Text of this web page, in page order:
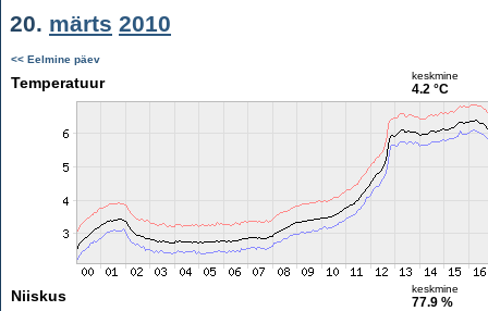
20. märts 2010
<< Eelmine päev
Temperatuur keskmine
4.2 °C
Niiskus keskmine
77.9 %